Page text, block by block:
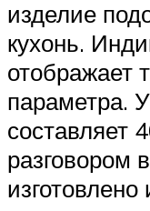
изделие
кухонь.
отображает
параметра.
составляет
разговором